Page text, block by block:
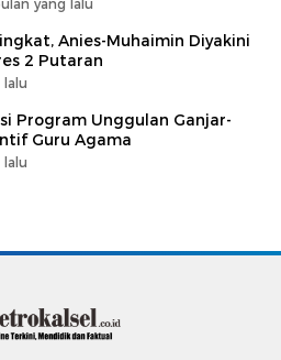
yang lalu
Anies-Muhaimin Diyakini
2 Putaran
lalu
Program Unggulan Ganjar-
Guru Agama
lalu